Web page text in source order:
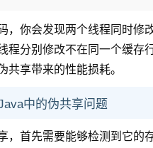
，你会发现两个线程同时修
程分别修改不在同一个缓存
共享带来的性能损耗。
中的伪共享问题
，首先需要能够检测到它的